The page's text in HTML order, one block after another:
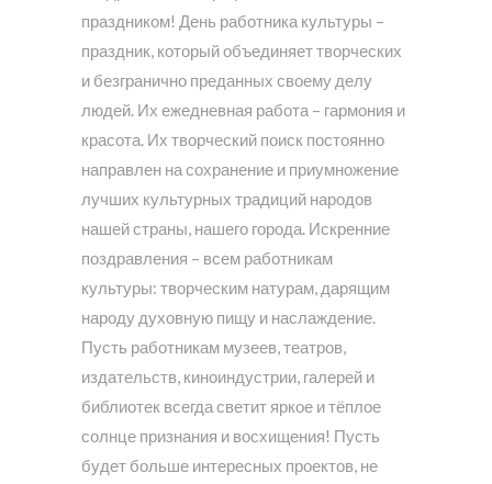
праздником! День работника культуры –
праздник, который объединяет творческих
и безгранично преданных своему делу
людей. Их ежедневная работа – гармония и
красота. Их творческий поиск постоянно
направлен на сохранение и приумножение
лучших культурных традиций народов
нашей страны, нашего города. Искренние
поздравления – всем работникам
культуры: творческим натурам, дарящим
народу духовную пищу и наслаждение.
Пусть работникам музеев, театров,
издательств, киноиндустрии, галерей и
библиотек всегда светит яркое и тёплое
солнце признания и восхищения! Пусть
будет больше интересных проектов, не